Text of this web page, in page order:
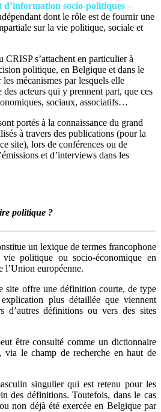
d’information socio-politiques –
dont le rôle est de fournir une
sur la vie politique, sociale et
CRISP s’attachent en particulier à
politique, en Belgique et dans le
mécanismes par lesquels elle
des acteurs qui y prennent part, que ces
sociaux, associatifs…
portés à la connaissance du grand
à travers des publications (pour la
site), lors de conférences ou de
et d’interviews dans les
politique ?
un lexique de termes francophone
politique ou socio-économique en
l’Union européenne.
site offre une définition courte, de type
plus détaillée que viennent
d’autres définitions ou vers des sites
être consulté comme un dictionnaire
via le champ de recherche en haut de
singulier qui est retenu pour les
des définitions. Toutefois, dans le cas
non déjà été exercée en Belgique par